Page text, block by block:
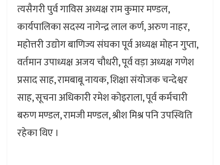
त्यसैगरी पुर्व गाविस अध्यक्ष राम कुमार मण्डल,
कार्यपालिका सदस्य नागेन्द्र लाल कर्ण, अरुण नाहर,
महोत्तरी उद्योग बाणिज्य संघका पूर्व अध्यक्ष मोहन गुप्ता,
वर्तमान उपाध्यक्ष अजय चौधरी, पूर्व वड़ा अध्यक्ष गणेश
प्रसाद साह, रामबाबू नायक, शिक्षा संयोजक चन्देश्वर
साह, सूचना अधिकारी रमेश कोइराला, पूर्व कर्मचारी
बरुण मण्डल, रामजी मण्डल, श्रीश मिश्र पनि उपस्थिति
रहेका थिए ।